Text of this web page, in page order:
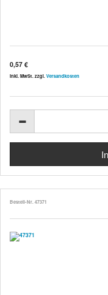
0,57 €
inkl. MwSt. zzgl. Versandkosten
Bestell-Nr. 47371